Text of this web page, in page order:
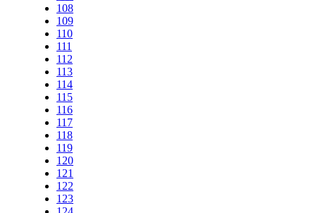
108
109
110
111
112
113
114
115
116
117
118
119
120
121
122
123